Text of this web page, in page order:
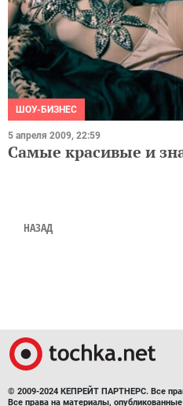
ШОУ-БИЗНЕС
5 апреля 2009, 22:59
Самые красивые и
НАЗАД
© 2009-2024 КЕПРЕЙТ ПАРТНЕРС. Все
Все права на материалы,